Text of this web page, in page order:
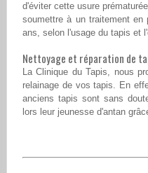
d'éviter cette usure
soumettre à un traitement
ans, selon l'usage du tapis et
Nettoyage et réparation de
La Clinique du Tapis, nous
relainage de vos tapis. En
anciens tapis sont sans
lors leur jeunesse d'antan